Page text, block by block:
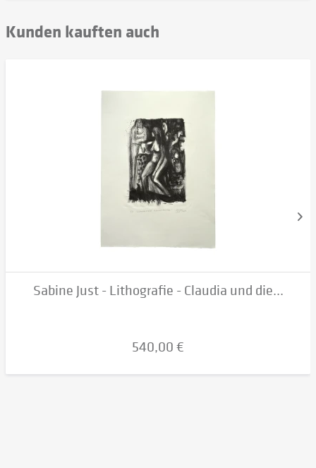
Kunden kauften auch
Sabine Just - Lithografie - Claudia und die...
540,00 €